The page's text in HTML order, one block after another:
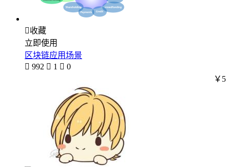
收藏
立即使用
区块链应用场景
 992  1  0
￥5